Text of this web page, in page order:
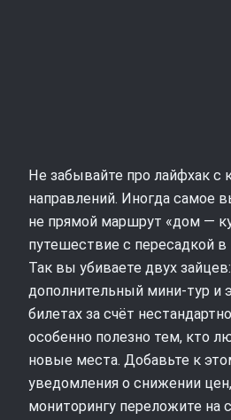
Не забывайте про лайфхак с
направлений. Иногда самое
не прямой маршрут «дом —
путешествие с пересадкой в
Так вы убиваете двух
дополнительный мини‑тур и
билетах за счёт
особенно полезно тем, кто
новые места. Добавьте к
уведомления о снижении
мониторингу переложите на